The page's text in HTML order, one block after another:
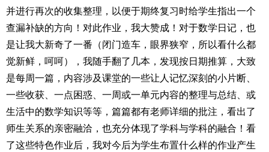
并进行再次的收集整理，以便于期终复习时给学生指出一个
查漏补缺的方向！对此作业，我大赞成！对于数学日记，也
是让我大新奇了一番（闭门造车，眼界狭窄，所以看什么都
觉新鲜，呵呵），我随手翻了几本，发现按日期推算，大致
是每周一篇，内容涉及课堂的一些让人记忆深刻的小片断、
一些收获、一点困惑、一周或一单元内容的整理与总结、或
生活中的数学知识等等，篇篇都有老师详细的批注，看出了
师生关系的亲密融洽，也充分体现了学科与学科的融合！看
了这些特色作业后，我对今后为学生布置什么样的作业产生